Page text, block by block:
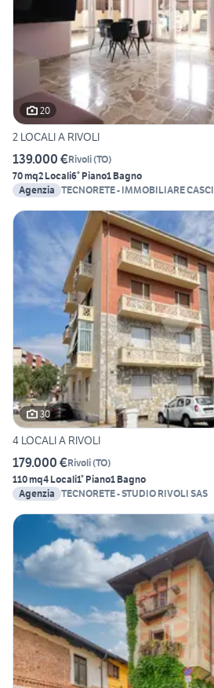
20
2 LOCALI A RIVOLI
139.000 €Rivoli(TO)
70 mq2 Locali6° Piano1 Bagno
Agenzia TECNORETE - IMMOBILIARE
30
4 LOCALI A RIVOLI
179.000 €Rivoli(TO)
110 mq4 Locali1° Piano1 Bagno
Agenzia TECNORETE - STUDIO RIVOLI SAS